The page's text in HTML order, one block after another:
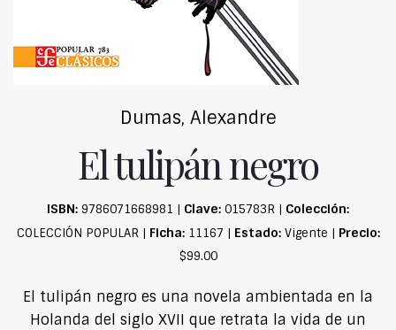
Dumas, Alexandre
El tulipán negro
ISBN: 9786071668981 | Clave: 015783R | Colección:
COLECCIÓN POPULAR | Ficha:11167 | Estado:Vigente | Precio:
$99.00
El tulipán negro es una novela ambientada en la
Holanda del siglo XVII que retrata la vida de un